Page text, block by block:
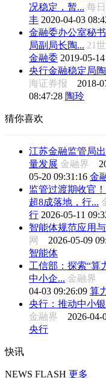
况稳定，暂... 每
丰 2020-04-03
金融委办公室秘
局副局长陶... 21
金融委 2019-05-
央行金融稳定局
海证券报 2018-
08:47:28 陶玲
猜你喜欢
江苏金融监管局
量发展 金融界
05-20 09:31:16 金
监管过渡期收官
超8成落地，行...
行 2026-05-11
智能体规范应用
网 2026-05-09
智能体
工信部：探索“算
中小企... 金融界
04-03 09:26:09 算
央行：推动中小
金融界 2026-04-
央行
快讯
NEWS FLASH 更多